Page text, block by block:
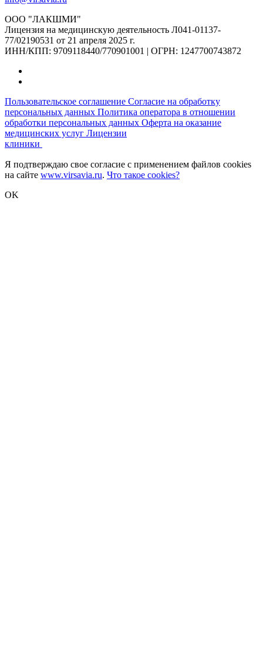
ООО "ЛАКШМИ"
Лицензия на медицинскую деятельность Л041-01137-
77/02190531 от 21 апреля 2025 г.
ИНН/КПП: 9709118440/770901001 | ОГРН: 1247700743872
Пользовательское соглашение Согласие на обработку
персональных данных Политика оператора в отношении
обработки персональных данных Оферта на оказание
медицинских услуг Лицензии
клиники
Я подтверждаю свое согласие с применением файлов cookies
на сайте www.virsavia.ru. Что такое cookies?
OK